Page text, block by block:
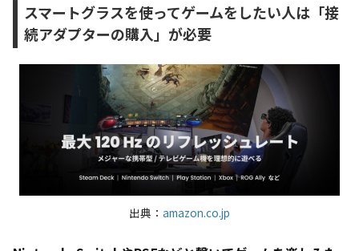
スマートグラスを使ってゲームをしたい人は「接
続アダプターの購入」が必要
出典： amazon.co.jp